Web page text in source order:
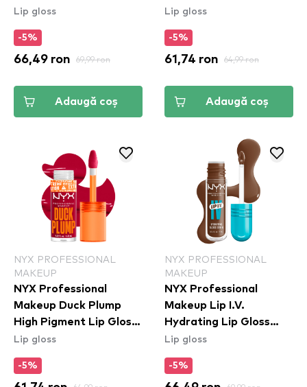
Stain - 01 Caramel Drip
Lip gloss
-5%
66,49 ron 69,99 ron
Adaugă coș
- Clearly Spicy
Lip gloss
-5%
61,74 ron 64,99 ron
Adaugă coș
NYX PROFESSIONAL
MAKEUP
NYX Professional
Makeup Duck Plump
High Pigment Lip Gloss
- Hall Of Flame
Lip gloss
-5%
NYX PROFESSIONAL
MAKEUP
NYX Professional
Makeup Lip I.V.
Hydrating Lip Gloss
Stain - 03 Splash N
Lip gloss
-5%